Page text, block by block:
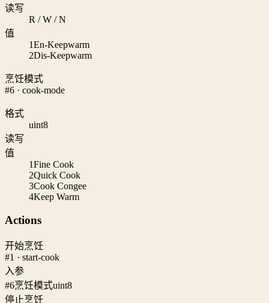
读写
R / W / N
值
1En-Keepwarm
2Dis-Keepwarm
烹饪模式
#6 · cook-mode
格式
uint8
读写
值
1Fine Cook
2Quick Cook
3Cook Congee
4Keep Warm
Actions
开始烹饪
#1 · start-cook
入参
#6烹饪模式uint8
停止烹饪